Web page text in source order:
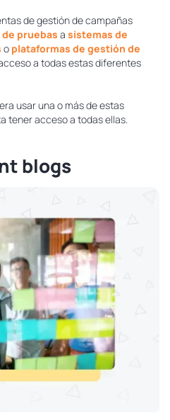
de gestión de campañas
pruebas a sistemas de
o plataformas de gestión de
a todas estas diferentes
usar una o más de estas
tener acceso a todas ellas.
blogs